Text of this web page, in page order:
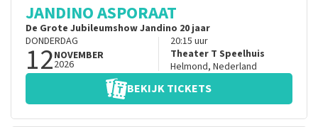
JANDINO ASPORAAT
De Grote Jubileumshow Jandino 20 jaar
DONDERDAG
12NOVEMBER
2026
20:15 uur
Theater T Speelhuis
Helmond, Nederland
BEKIJK TICKETS